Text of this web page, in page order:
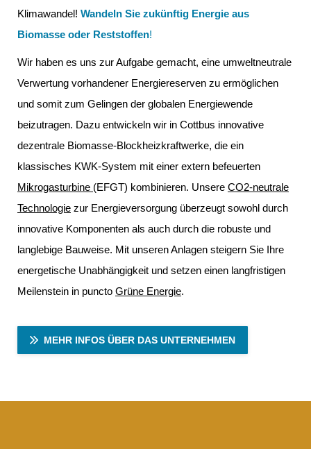
Klimawandel! Wandeln Sie zukünftig Energie aus
Biomasse oder Reststoffen!
Wir haben es uns zur Aufgabe gemacht, eine umweltneutrale
Verwertung vorhandener Energiereserven zu ermöglichen
und somit zum Gelingen der globalen Energiewende
beizutragen. Dazu entwickeln wir in Cottbus innovative
dezentrale Biomasse-Blockheizkraftwerke, die ein
klassisches KWK-System mit einer extern befeuerten
Mikrogasturbine (EFGT) kombinieren. Unsere CO2-neutrale
Technologie zur Energieversorgung überzeugt sowohl durch
innovative Komponenten als auch durch die robuste und
langlebige Bauweise. Mit unseren Anlagen steigern Sie Ihre
energetische Unabhängigkeit und setzen einen langfristigen
Meilenstein in puncto Grüne Energie.
MEHR INFOS ÜBER DAS UNTERNEHMEN